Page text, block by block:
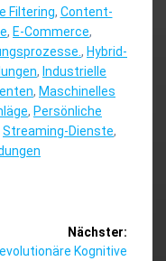
Filtering, Content-
, E-Commerce,
, Hybrid-
, Industrielle
, Maschinelles
, Persönliche
Streaming-Dienste,
Nächster:
Kognitive